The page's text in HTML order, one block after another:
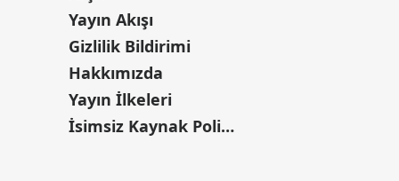
Yayın Akışı
Gizlilik Bildirimi
Hakkımızda
Yayın İlkeleri
İsimsiz Kaynak Politikası